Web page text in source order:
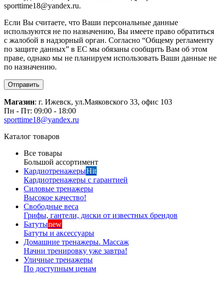
sporttime18@yandex.ru.
Если Вы считаете, что Ваши персональные данные
используются не по назначению, Вы имеете право обратиться
с жалобой в надзорный орган. Согласно “Общему регламенту
по защите данных” в ЕС мы обязаны сообщить Вам об этом
праве, однако мы не планируем использовать Ваши данные не
по назначению.
Отправить
Магазин: г. Ижевск, ул.Маяковского 33, офис 103
Пн - Пт: 09:00 - 18:00
sporttime18@yandex.ru
Каталог товаров
Все товары
Большой ассортимент
КардиотренажерыHit
Кардиотренажеры с гарантией
Силовые тренажеры
Высокое качество!
Свободные веса
Грифы, гантели, диски от известных брендов
Батутыnew
Батуты и аксессуары
Домашние тренажеры. Массаж
Начни тренировку уже завтра!
Уличные тренажеры
По доступным ценам